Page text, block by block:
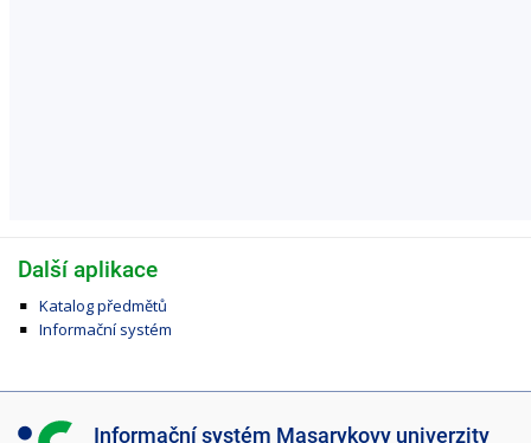
Další aplikace
Katalog předmětů
Informační systém
I Informační systém Masarykovy univerzity